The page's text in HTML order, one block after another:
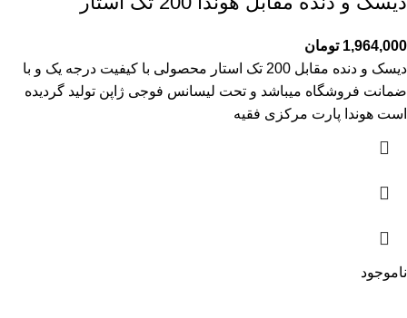
1,964,000 تومان
دیسک و دنده مقابل 200 تک استار محصولی با کیفیت درجه یک و با
ضمانت فروشگاه میباشد و تحت لیسانس فوجی ژاپن تولید گردیده
است هوندا پارت مرکزی فقیه
ناموجود